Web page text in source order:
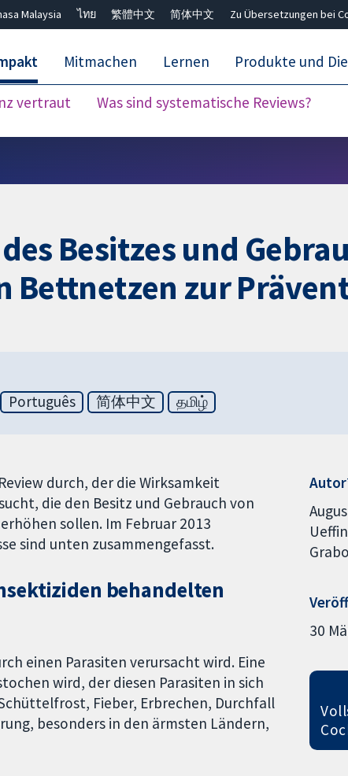
Malaysia ไทย 繁體中文 简体中文 Zu Übersetzungen bei
vertraut Was sind systematische Reviews?
Mitmachen Lernen Produkte und
Besitzes und
Bettnetzen zur
Português 简体中文 தமிழ்
durch, der die Wirksamkeit
die den Besitz und Gebrauch von
sollen. Im Februar 2013
sind unten zusammengefasst.
behandelten
einen Parasiten verursacht wird. Eine
wird, der diesen Parasiten in sich
Fieber, Erbrechen, Durchfall
besonders in den ärmsten Ländern,
30